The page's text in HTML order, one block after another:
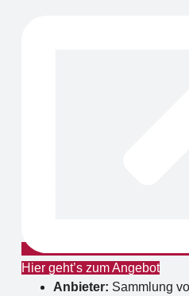
Hier geht’s zum Angebot
Anbieter: Sammlung